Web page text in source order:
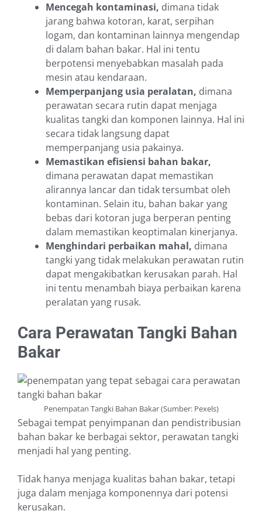
Mencegah kontaminasi, dimana tidak
jarang bahwa kotoran, karat, serpihan
logam, dan kontaminan lainnya mengendap
di dalam bahan bakar. Hal ini tentu
berpotensi menyebabkan masalah pada
mesin atau kendaraan.
Memperpanjang usia peralatan, dimana
perawatan secara rutin dapat menjaga
kualitas tangki dan komponen lainnya. Hal ini
secara tidak langsung dapat
memperpanjang usia pakainya.
Memastikan efisiensi bahan bakar,
dimana perawatan dapat memastikan
alirannya lancar dan tidak tersumbat oleh
kontaminan. Selain itu, bahan bakar yang
bebas dari kotoran juga berperan penting
dalam memastikan keoptimalan kinerjanya.
Menghindari perbaikan mahal, dimana
tangki yang tidak melakukan perawatan rutin
dapat mengakibatkan kerusakan parah. Hal
ini tentu menambah biaya perbaikan karena
peralatan yang rusak.
Cara Perawatan Tangki Bahan
Bakar
Penempatan Tangki Bahan Bakar (Sumber: Pexels)
Sebagai tempat penyimpanan dan pendistribusian
bahan bakar ke berbagai sektor, perawatan tangki
menjadi hal yang penting.
Tidak hanya menjaga kualitas bahan bakar, tetapi
juga dalam menjaga komponennya dari potensi
kerusakan.